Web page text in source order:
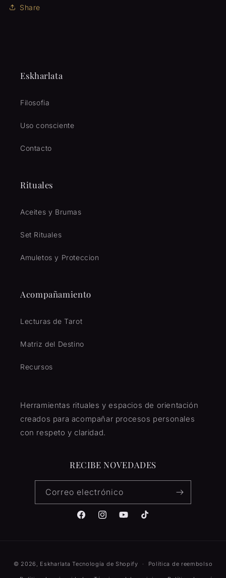
Share
Eskharlata
Filosofia
Uso consciente
Contacto
Rituales
Aceites y Brumas
Set Rituales
Amuletos y Proteccion
Acompañamiento
Lecturas de Tarot
Matriz del Destino
Recursos
Herramientas rituales y espacios de orientación
creados para acompañar procesos personales
con respeto y claridad.
RECIBE NOVEDADES
Correo electrónico
FacebookInstagramYouTubeTikTok
de
© 2026, Eskharlata Tecnología de Shopify Política de reembolso